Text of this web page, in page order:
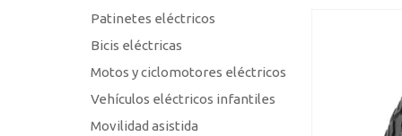
Patinetes eléctricos
Bicis eléctricas
Motos y ciclomotores eléctricos
Vehículos eléctricos infantiles
Movilidad asistida